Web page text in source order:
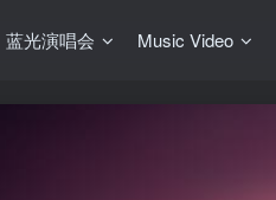
蓝光演唱会 Music Video